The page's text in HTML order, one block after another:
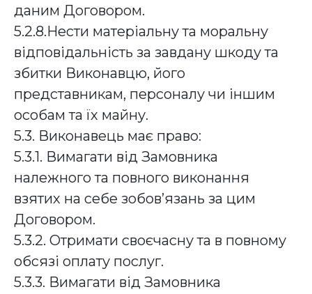
даним Договором.
5.2.8.Нести матеріальну та моральну
відповідальність за завдану шкоду та
збитки Виконавцю, його
представникам, персоналу чи іншим
особам та їх майну.
5.3. Виконавець має право:
5.3.1. Вимагати від Замовника
належного та повного виконання
взятих на себе зобов’язань за цим
Договором.
5.3.2. Отримати своєчасну та в повному
обсязі оплату послуг.
5.3.3. Вимагати від Замовника